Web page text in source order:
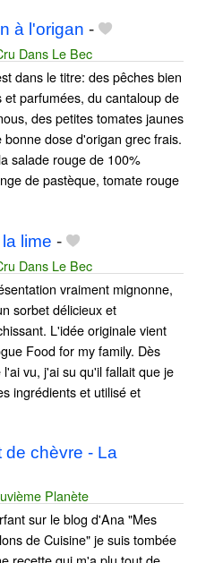
à l'origan -
Dans Le Bec
dans le titre: des pêches bien
et parfumées, du cantaloup de
des petites tomates jaunes
bonne dose d'origan grec frais.
salade rouge de 100%
de pastèque, tomate rouge
lime -
Dans Le Bec
vraiment mignonne,
sorbet délicieux et
L'idée originale vient
Food for my family. Dès
l'ai vu, j'ai su qu'il fallait que je
ingrédients et utilisé et
de chèvre - La
Planète
sur le blog d'Ana "Mes
de Cuisine" je suis tombée